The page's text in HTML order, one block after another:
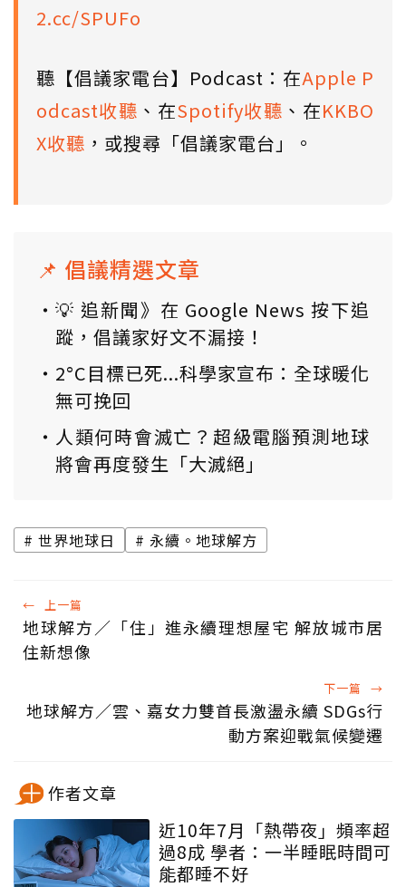
2.cc/SPUFo
聽【倡議家電台】Podcast：在Apple P
odcast收聽 、在Spotify收聽 、在KKBO
X收聽 ，或搜尋「倡議家電台」。
📌 倡議精選文章
💡 追新聞》在 Google News 按下追
蹤，倡議家好文不漏接！
2°C目標已死...科學家宣布：全球暖化
無可挽回
人類何時會滅亡？超級電腦預測地球
將會再度發生「大滅絕」
世界地球日 永續。地球解方
← 上一篇
地球解方／「住」進永續理想屋宅 解放城市居
住新想像
下一篇 →
地球解方／雲、嘉女力雙首長激盪永續 SDGs行
動方案迎戰氣候變遷
作者文章
近10年7月「熱帶夜」頻率超
過8成 學者：一半睡眠時間可
能都睡不好